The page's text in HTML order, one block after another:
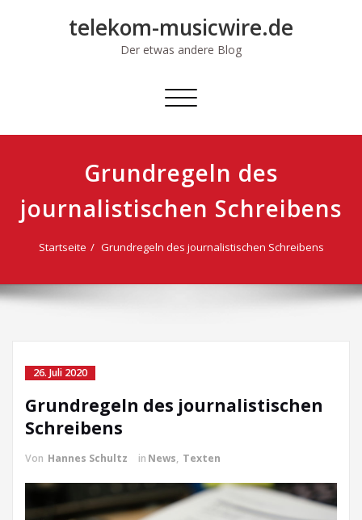
telekom-musicwire.de
Der etwas andere Blog
Schalte
Grundregeln des
journalistischen Schreibens
Startseite Grundregeln des journalistischen Schreibens
26. Juli 2020
Grundregeln des journalistischen
Schreibens
Von Hannes Schultz in News, Texten